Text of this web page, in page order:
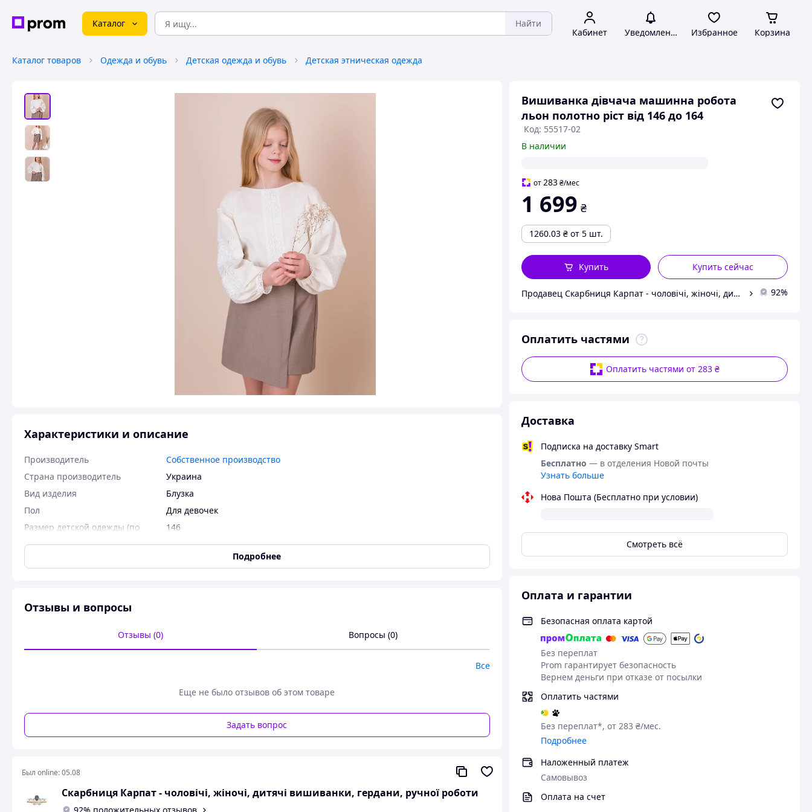
Каталог Найти
Кабинет Уведомления Избранное Корзина
Каталог товаров Одежда и обувь Детская одежда и обувь Детская этническая одежда
Вишиванка дівчача машинна робота
льон полотно ріст від 146 до 164
Код: 55517-02
В наличии
от283 ₴/мес
1 699 ₴
1260.03 ₴ от 5 шт.
Купить сейчас
Купить
Продавец Скарбниця Карпат - чоловічі, жіночі, дитячі вишиванки, гердани, ручної роботи 92%
Оплатить частями
Оплатить частями от 283 ₴
Доставка
Подписка на доставку Smart
Бесплатно — в отделения Новой почты
Узнать больше
Нова Пошта (Бесплатно при условии)
Смотреть всё
Оплата и гарантии
Безопасная оплата картой
Без переплат
Prom гарантирует безопасность
Вернем деньги при отказе от посылки
Оплатить частями
Без переплат*, от 283 ₴/мес.
Подробнее
Наложенный платеж
Самовывоз
Оплата на счет
Характеристики и описание
Производитель
Собственное производство
Страна производитель
Украина
Вид изделия
Блузка
Пол
Для девочек
Размер детской одежды (по
146
Отделка и украшения
Вишиванка дівчача машина робота льон полотно
Вишиванка для дівчинки вишита льон полотні
Розмір:ріст від 146 до 164
Подробнее
Отзывы и вопросы
Отзывы (0) Вопросы (0)
Все
Еще не было отзывов об этом товаре
Задать вопрос
Был online:05.08
Скарбниця Карпат - чоловічі, жіночі, дитячі вишиванки, гердани, ручної роботи